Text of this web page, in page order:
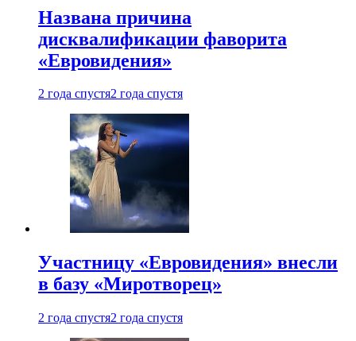
Названа причина
дисквалификации фаворита
«Евровидения»
2 года спустя2 года спустя
Участницу «Евровидения» внесли
в базу «Миротворец»
2 года спустя2 года спустя